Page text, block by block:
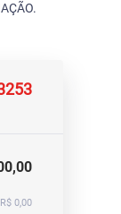
R$ 0,00